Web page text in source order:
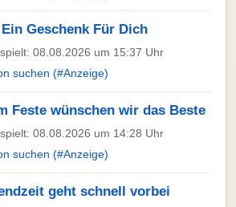
Geschenk Für Dich
08.08.2026 um 15:37 Uhr
suchen (#Anzeige)
Feste wünschen wir das Beste
08.08.2026 um 14:28 Uhr
suchen (#Anzeige)
geht schnell vorbei